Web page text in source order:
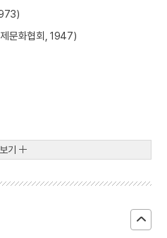
제문화협회, 1947)
기